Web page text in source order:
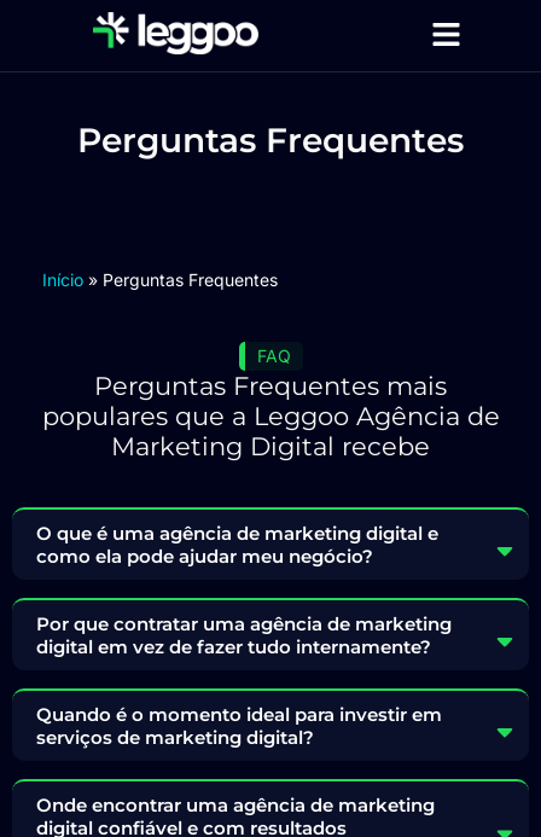
Perguntas Frequentes
Início » Perguntas Frequentes
FAQ
Perguntas Frequentes mais
populares que a Leggoo Agência de
Marketing Digital recebe
O que é uma agência de marketing digital e
como ela pode ajudar meu negócio?
Por que contratar uma agência de marketing
digital em vez de fazer tudo internamente?
Quando é o momento ideal para investir em
serviços de marketing digital?
Onde encontrar uma agência de marketing
digital confiável e com resultados